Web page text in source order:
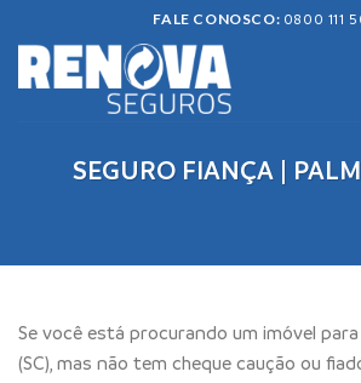
to
content
FALE CONOSCO: 0800 111
SEGURO FIANÇA |
Se você está procurando um imóvel
(SC), mas não tem cheque caução ou